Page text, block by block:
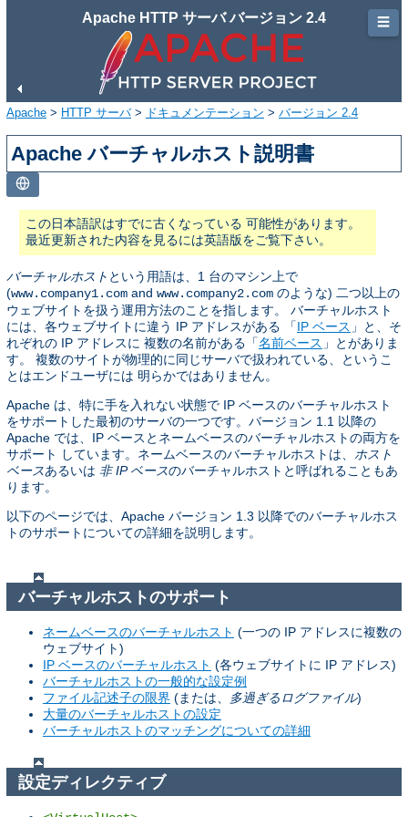
Apache HTTP サーバ バージョン 2.4
Apache > HTTP サーバ> ドキュメンテーション > バージョン 2.4
Apache バーチャルホスト説明書
この日本語訳はすでに古くなっている 可能性があります。
最近更新された内容を見るには英語版をご覧下さい。
バーチャルホスト という用語は、1 台のマシン上で
(www.company1.com and www.company2.com のような) 二つ以上の
ウェブサイトを扱う運用方法のことを指します。 バーチャルホスト
には、各ウェブサイトに違う IP アドレスがある 「IP ベース 」と、そ
れぞれの IP アドレスに 複数の名前がある「名前ベース 」とがありま
す。 複数のサイトが物理的に同じサーバで扱われている、というこ
とはエンドユーザには 明らかではありません。
Apache は、特に手を入れない状態で IP ベースのバーチャルホスト
をサポートした最初のサーバの一つです。バージョン 1.1 以降の
Apache では、IP ベースとネームベースのバーチャルホストの両方を
サポート しています。ネームベースのバーチャルホストは、 ホスト
ベースあるいは 非 IP ベースのバーチャルホストと呼ばれることもあ
ります。
以下のページでは、Apache バージョン 1.3 以降でのバーチャルホス
トのサポートについての詳細を説明します。
バーチャルホストのサポート
ネームベースのバーチャルホスト (一つの IP アドレスに複数の
ウェブサイト)
IP ベースのバーチャルホスト (各ウェブサイトに IP アドレス)
バーチャルホストの一般的な設定例
ファイル記述子の限界 (または、 多過ぎるログファイル)
大量のバーチャルホストの設定
バーチャルホストのマッチングについての詳細
設定ディレクティブ
☰